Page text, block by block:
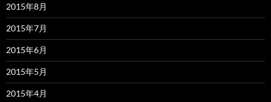
2015年8月
2015年7月
2015年6月
2015年5月
2015年4月